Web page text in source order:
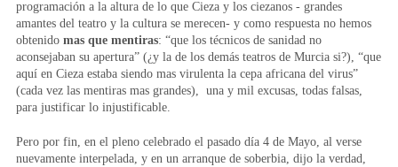
programación a la altura de lo que Cieza y los ciezanos - grandes
amantes del teatro y la cultura se merecen- y como respuesta no hemos
obtenidomas que mentiras: “que los técnicos de sanidad no
aconsejaban su apertura” (¿y la de los demás teatros de Murcia si?), “que
aquí en Cieza estaba siendo mas virulenta la cepa africana del virus”
(cada vez las mentiras mas grandes), una y mil excusas, todas falsas,
para justificar lo injustificable.
Pero por fin, en el pleno celebrado el pasado día 4 de Mayo, al verse
nuevamente interpelada, y en un arranque de soberbia, dijo la verdad,